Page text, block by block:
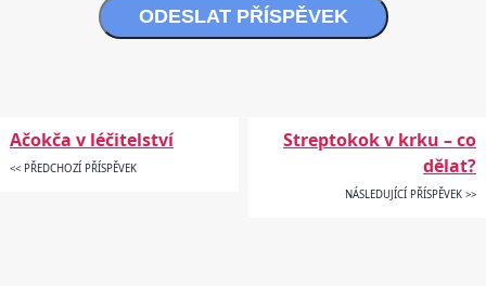
ODESLAT PŘÍSPĚVEK
Ačokča v léčitelství
<< PŘEDCHOZÍ PŘÍSPĚVEK
Streptokok v krku – co
dělat?
NÁSLEDUJÍCÍ PŘÍSPĚVEK >>